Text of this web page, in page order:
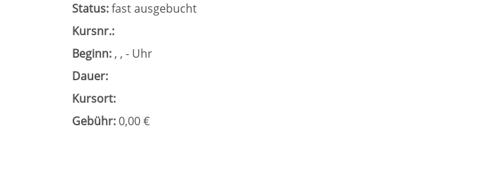
Status:fast ausgebucht
Kursnr.:
Beginn: , , - Uhr
Dauer:
Kursort:
Gebühr:0,00 €